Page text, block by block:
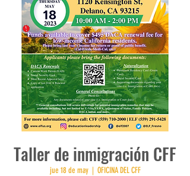
Taller de inmigración CFF
jue 18 de may
  |
OFICINA DEL CFF